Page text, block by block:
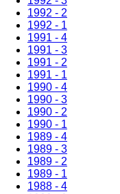
1992 - 2
1992 - 1
1991 - 4
1991 - 3
1991 - 2
1991 - 1
1990 - 4
1990 - 3
1990 - 2
1990 - 1
1989 - 4
1989 - 3
1989 - 2
1989 - 1
1988 - 4